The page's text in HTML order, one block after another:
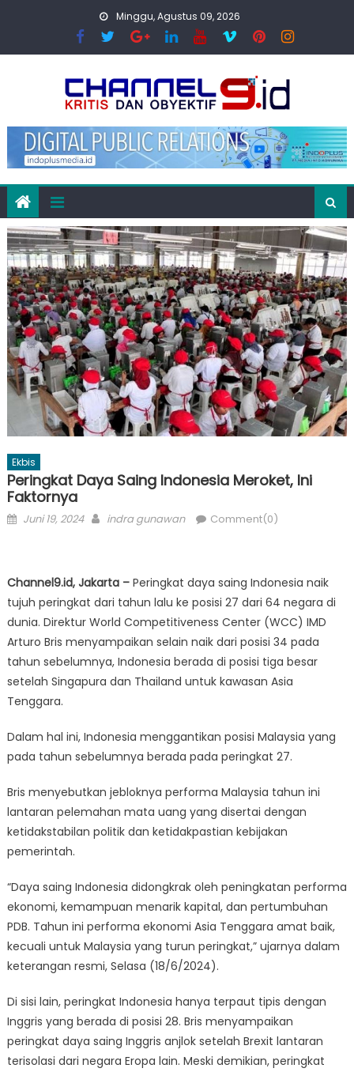
Minggu, Agustus 09, 2026
Ekbis
Peringkat Daya Saing Indonesia Meroket, Ini
Faktornya
Posted
Juni 19, 2024 Author
indra gunawan Comment(0)
Channel9.id, Jakarta – Peringkat daya saing Indonesia naik
tujuh peringkat dari tahun lalu ke posisi 27 dari 64 negara di
dunia. Direktur World Competitiveness Center (WCC) IMD
Arturo Bris menyampaikan selain naik dari posisi 34 pada
tahun sebelumnya, Indonesia berada di posisi tiga besar
setelah Singapura dan Thailand untuk kawasan Asia
Tenggara.
Dalam hal ini, Indonesia menggantikan posisi Malaysia yang
pada tahun sebelumnya berada pada peringkat 27.
Bris menyebutkan jebloknya performa Malaysia tahun ini
lantaran pelemahan mata uang yang disertai dengan
ketidakstabilan politik dan ketidakpastian kebijakan
pemerintah.
“Daya saing Indonesia didongkrak oleh peningkatan performa
ekonomi, kemampuan menarik kapital, dan pertumbuhan
PDB. Tahun ini performa ekonomi Asia Tenggara amat baik,
kecuali untuk Malaysia yang turun peringkat,” ujarnya dalam
keterangan resmi, Selasa (18/6/2024).
Di sisi lain, peringkat Indonesia hanya terpaut tipis dengan
Inggris yang berada di posisi 28. Bris menyampaikan
peringkat daya saing Inggris anjlok setelah Brexit lantaran
terisolasi dari negara Eropa lain. Meski demikian, peringkat